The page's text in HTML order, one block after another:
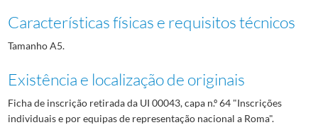
Características físicas e requisitos técnicos
Tamanho A5.
Existência e localização de originais
Ficha de inscrição retirada da UI 00043, capa n.º 64 "Inscrições
individuais e por equipas de representação nacional a Roma".